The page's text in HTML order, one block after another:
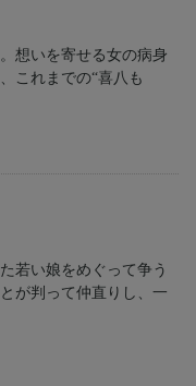
想いを寄せる女の病身
これまでの“喜八も
若い娘をめぐって争う
が判って仲直りし、一